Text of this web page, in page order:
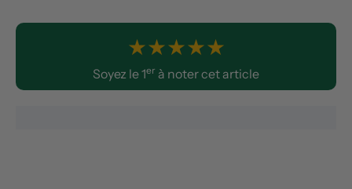
★★★★★
Soyez le 1er à noter cet article